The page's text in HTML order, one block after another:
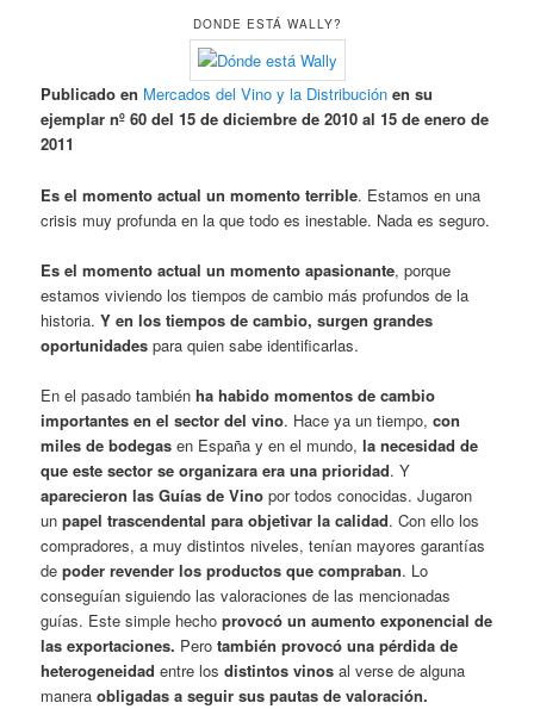
DONDE ESTÁ WALLY?
Publicado en Mercados del Vino y la Distribución en su
ejemplar nº 60 del 15 de diciembre de 2010 al 15 de enero de
2011
Es el momento actual un momento terrible. Estamos en una
crisis muy profunda en la que todo es inestable. Nada es seguro.
Es el momento actual un momento apasionante, porque
estamos viviendo los tiempos de cambio más profundos de la
historia.Y en los tiempos de cambio, surgen grandes
oportunidades para quien sabe identificarlas.
En el pasado tambiénha habido momentos de cambio
importantes en el sector del vino. Hace ya un tiempo,con
miles de bodegas en España y en el mundo,la necesidad de
que este sector se organizara era una prioridad. Y
aparecieron las Guías de Vino por todos conocidas. Jugaron
un papel trascendental para objetivar la calidad. Con ello los
compradores, a muy distintos niveles, tenían mayores garantías
de poder revender los productos que compraban. Lo
conseguían siguiendo las valoraciones de las mencionadas
guías. Este simple hecho provocó un aumento exponencial de
las exportaciones. Pero también provocó una pérdida de
heterogeneidad entre losdistintos vinos al verse de alguna
maneraobligadas a seguir sus pautas de valoración.